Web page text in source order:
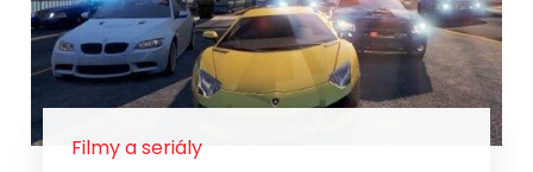
Filmy a seriály